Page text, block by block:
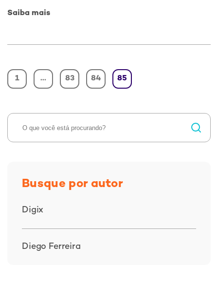
Saiba mais
1 … 83 84 85
Busque por autor
Digix
Diego Ferreira